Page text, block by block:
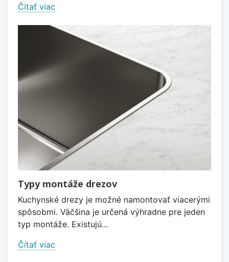
Čítať viac
Typy montáže drezov
Kuchynské drezy je možné namontovať viacerými
spôsobmi. Väčšina je určená výhradne pre jeden
typ montáže. Existujú...
Čítať viac